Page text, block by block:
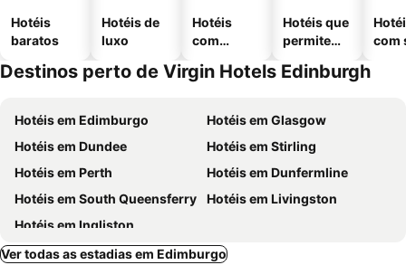
Hotéis
baratos
Hotéis de
luxo
Hotéis
com
Hotéis que
permitem
com
Destinos perto de Virgin Hotels Edinburgh
Hotéis em Edimburgo
Hotéis em Glasgow
Hotéis em Dundee
Hotéis em Stirling
Hotéis em Perth
Hotéis em Dunfermline
Hotéis em South Queensferry
Hotéis em Livingston
Hotéis em Ingliston
Ver todas as estadias em Edimburgo